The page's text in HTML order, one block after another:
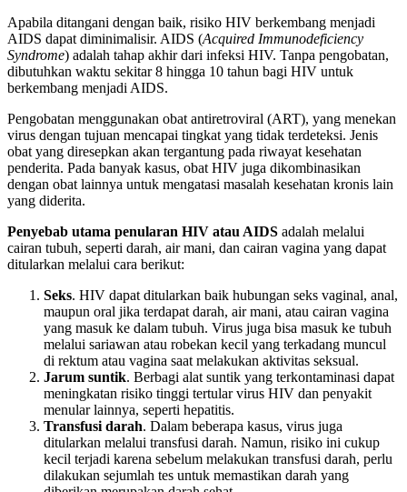
Apabila ditangani dengan baik, risiko HIV berkembang menjadi
AIDS dapat diminimalisir. AIDS (Acquired Immunodeficiency
Syndrome) adalah tahap akhir dari infeksi HIV. Tanpa pengobatan,
dibutuhkan waktu sekitar 8 hingga 10 tahun bagi HIV untuk
berkembang menjadi AIDS.
Pengobatan menggunakan obat antiretroviral (ART), yang menekan
virus dengan tujuan mencapai tingkat yang tidak terdeteksi. Jenis
obat yang diresepkan akan tergantung pada riwayat kesehatan
penderita. Pada banyak kasus, obat HIV juga dikombinasikan
dengan obat lainnya untuk mengatasi masalah kesehatan kronis lain
yang diderita.
Penyebab utama penularan HIV atau AIDS adalah melalui
cairan tubuh, seperti darah, air mani, dan cairan vagina yang dapat
ditularkan melalui cara berikut:
Seks. HIV dapat ditularkan baik hubungan seks vaginal, anal,
maupun oral jika terdapat darah, air mani, atau cairan vagina
yang masuk ke dalam tubuh. Virus juga bisa masuk ke tubuh
melalui sariawan atau robekan kecil yang terkadang muncul
di rektum atau vagina saat melakukan aktivitas seksual.
Jarum suntik. Berbagi alat suntik yang terkontaminasi dapat
meningkatan risiko tinggi tertular virus HIV dan penyakit
menular lainnya, seperti hepatitis.
Transfusi darah. Dalam beberapa kasus, virus juga
ditularkan melalui transfusi darah. Namun, risiko ini cukup
kecil terjadi karena sebelum melakukan transfusi darah, perlu
dilakukan sejumlah tes untuk memastikan darah yang